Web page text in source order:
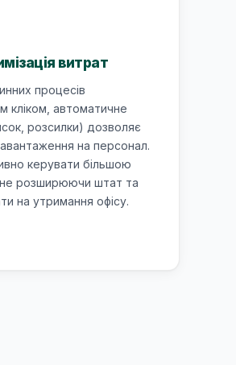
витрат
процесів
кліком, автоматичне
розсилки) дозволяє
на персонал.
керувати більшою
не розширюючи штат та
на утримання офісу.